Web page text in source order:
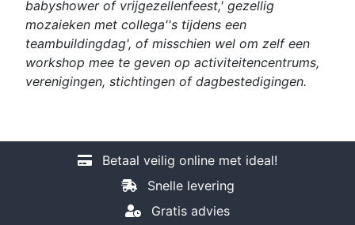
babyshower of vrijgezellenfeest,' gezellig
mozaieken met collega''s tijdens een
teambuildingdag', of misschien wel om zelf een
workshop mee te geven op activiteitencentrums,
verenigingen, stichtingen of dagbestedigingen.
Betaal veilig online met ideal!
Snelle levering
Gratis advies